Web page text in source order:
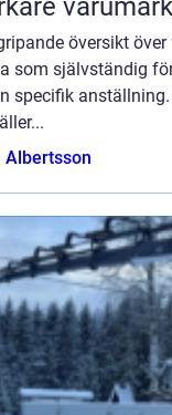
översikt
som självständig
specifik
Albertsson